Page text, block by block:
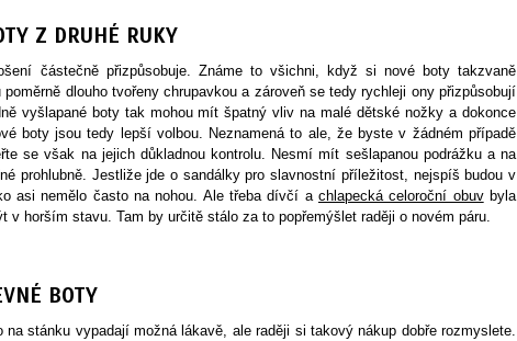
Z DRUHÉ RUKY
částečně přizpůsobuje. Známe to všichni, když si nové boty takzvaně
poměrně dlouho tvořeny chrupavkou a zároveň se tedy rychleji ony přizpůsobují
vyšlapané boty tak mohou mít špatný vliv na malé dětské nožky a dokonce
boty jsou tedy lepší volbou. Neznamená to ale, že byste v žádném případě
se však na jejich důkladnou kontrolu. Nesmí mít sešlapanou podrážku a na
prohlubně. Jestliže jde o sandálky pro slavnostní příležitost, nejspíš budou v
asi nemělo často na nohou. Ale třeba dívčí a chlapecká celoroční obuvbyla
v horším stavu. Tam by určitě stálo za to popřemýšlet raději o novém páru.
BOTY
stánku vypadají možná lákavě, ale raději si takový nákup dobře rozmyslete.